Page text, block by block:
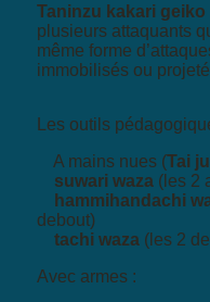
Taninzu kakari geiko
plusieurs attaquants
même forme
immobilisés ou
Les outils
A mains nues (Tai
suwari waza (les 2
hammihandachi
debout)
tachi waza (les 2
Avec armes :